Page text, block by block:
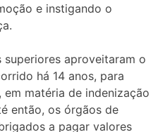
e instigando o
aproveitaram o
há 14 anos, para
matéria de indenização
então, os órgãos de
a pagar valores